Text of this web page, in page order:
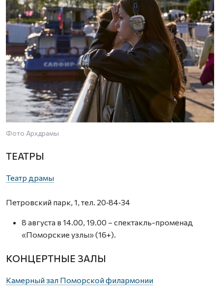
Фото Архдрамы
ТЕАТРЫ
Театр драмы
Петровский парк, 1, тел. 20‑84‑34
8 августа в 14.00, 19.00 – спектакль-променад
«Поморские узлы» (16+).
КОНЦЕРТНЫЕ ЗАЛЫ
Камерный зал Поморской филармонии